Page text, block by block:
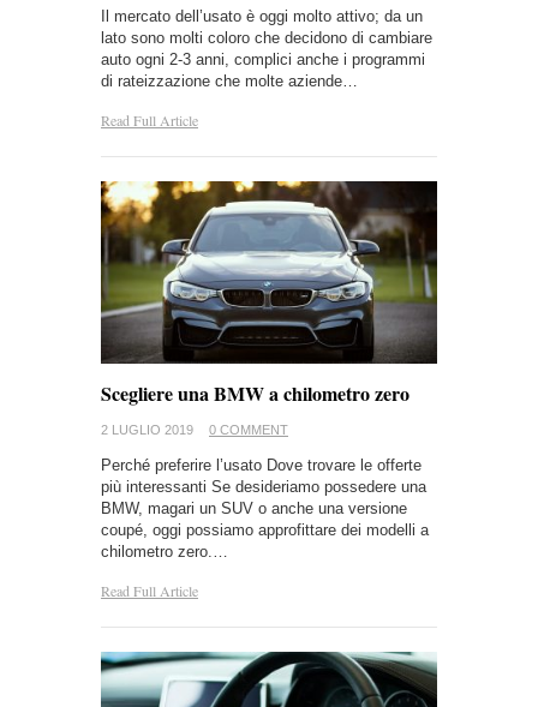
Il mercato dell’usato è oggi molto attivo; da un
lato sono molti coloro che decidono di cambiare
auto ogni 2-3 anni, complici anche i programmi
di rateizzazione che molte aziende…
Read Full Article
Scegliere una BMW a chilometro zero
2 LUGLIO 2019 0 COMMENT
Perché preferire l’usato Dove trovare le offerte
più interessanti Se desideriamo possedere una
BMW, magari un SUV o anche una versione
coupé, oggi possiamo approfittare dei modelli a
chilometro zero.…
Read Full Article